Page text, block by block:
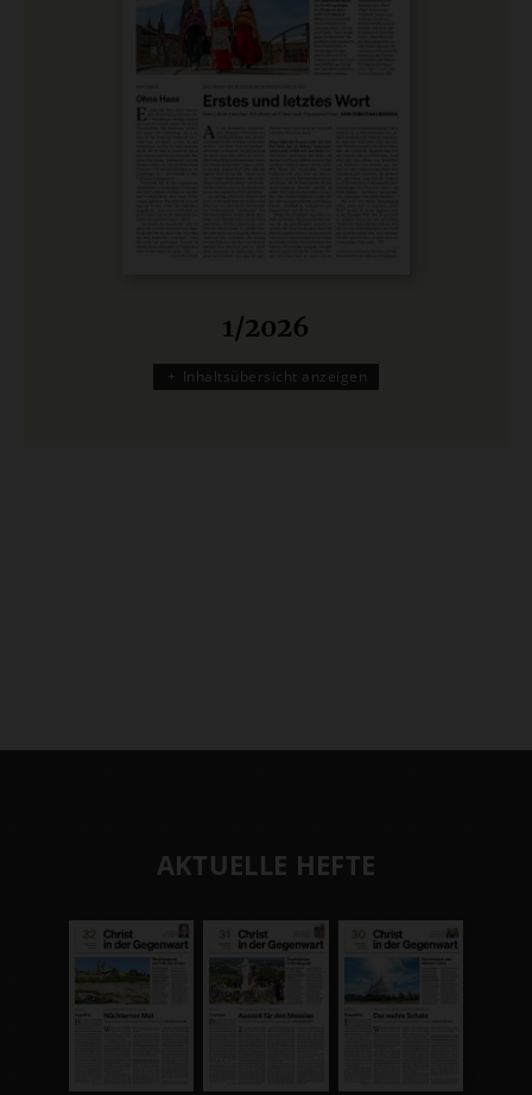
1/2026
Inhaltsübersicht anzeigen
AKTUELLE HEFTE